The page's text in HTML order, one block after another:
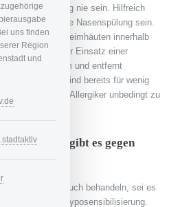
im Frühling nie sein. Hilfreich
regelmäßige Nasenspülung sein.
auf den Schleimhäuten innerhalb
sich der Einsatz einer
Nase angenehm und entfernt
Nasenduschen sind bereits für wenig
und daher für Allergiker unbedingt zu
gibt es gegen
grundsätzlich auch behandeln, sei es
durch eine Hyposensibilisierung.
uns finden
Region
und